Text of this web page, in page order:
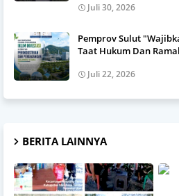
Juli 30, 2026
Pemprov Sulut
Taat Hukum Dan
Juli 22, 2026
BERITA LAINNYA